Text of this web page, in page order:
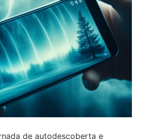
de autodescoberta e